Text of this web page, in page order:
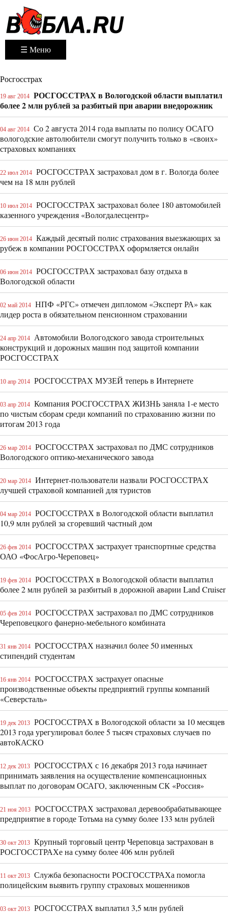
☰ Меню
Росгосстрах
19 авг 2014 РОСГОССТРАХ в Вологодской области выплатил
более 2 млн рублей за разбитый при аварии внедорожник
04 авг 2014 Со 2 августа 2014 года выплаты по полису ОСАГО
вологодские автолюбители смогут получить только в «своих»
страховых компаниях
22 июл 2014 РОСГОССТРАХ застраховал дом в г. Вологда более
чем на 18 млн рублей
10 июл 2014 РОСГОССТРАХ застраховал более 180 автомобилей
казенного учреждения «Вологдалесцентр»
26 июн 2014 Каждый десятый полис страхования выезжающих за
рубеж в компании РОСГОССТРАХ оформляется онлайн
06 июн 2014 РОСГОССТРАХ застраховал базу отдыха в
Вологодской области
02 май 2014 НПФ «РГС» отмечен дипломом «Эксперт РА» как
лидер роста в обязательном пенсионном страховании
24 апр 2014
Автомобили Вологодского завода строительных
конструкций и дорожных машин под защитой компании
РОСГОССТРАХ
10 апр 2014 РОСГОССТРАХ МУЗЕЙ теперь в Интернете
03 апр 2014 Компания РОСГОССТРАХ ЖИЗНЬ заняла 1-е место
по чистым сборам среди компаний по страхованию жизни по
итогам 2013 года
26 мар 2014 РОСГОССТРАХ застраховал по ДМС сотрудников
Вологодского оптико-механического завода
20 мар 2014 Интернет-пользователи назвали РОСГОССТРАХ
лучшей страховой компанией для туристов
04 мар 2014 РОСГОССТРАХ в Вологодской области выплатил
10,9 млн рублей за сгоревший частный дом
26 фев 2014 РОСГОССТРАХ застрахует транспортные средства
ОАО «ФосАгро-Череповец»
19 фев 2014 РОСГОССТРАХ в Вологодской области выплатил
более 2 млн рублей за разбитый в дорожной аварии Land Cruiser
05 фев 2014 РОСГОССТРАХ застраховал по ДМС сотрудников
Череповецкого фанерно-мебельного комбината
31 янв 2014 РОСГОССТРАХ назначил более 50 именных
стипендий студентам
16 янв 2014 РОСГОССТРАХ застрахует опасные
производственные объекты предприятий группы компаний
«Северсталь»
19 дек 2013 РОСГОССТРАХ в Вологодской области за 10 месяцев
2013 года урегулировал более 5 тысяч страховых случаев по
автоКАСКО
12 дек 2013 РОСГОССТРАХ с 16 декабря 2013 года начинает
принимать заявления на осуществление компенсационных
выплат по договорам ОСАГО, заключенным СК «Россия»
21 ноя 2013 РОСГОССТРАХ застраховал деревообрабатывающее
предприятие в городе Тотьма на сумму более 133 млн рублей
30 окт 2013 Крупный торговый центр Череповца застрахован в
РОСГОССТРАХе на сумму более 406 млн рублей
11 окт 2013 Служба безопасности РОСГОССТРАХа помогла
полицейским выявить группу страховых мошенников
03 окт 2013 РОСГОССТРАХ выплатил 3,5 млн рублей